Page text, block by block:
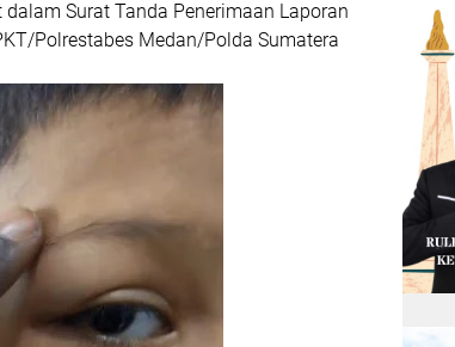
Surat Tanda Penerimaan Laporan
Polrestabes Medan/Polda Sumatera